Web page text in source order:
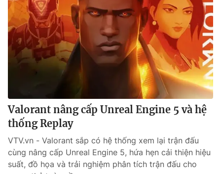
Valorant nâng cấp Unreal Engine 5 và hệ
thống Replay
VTV.vn - Valorant sắp có hệ thống xem lại trận đấu
cùng nâng cấp Unreal Engine 5, hứa hẹn cải thiện hiệu
suất, đồ họa và trải nghiệm phân tích trận đấu cho